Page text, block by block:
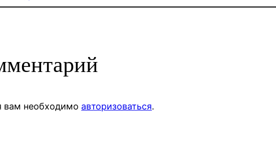
вам необходимо авторизоваться.